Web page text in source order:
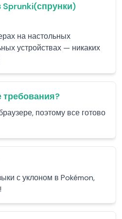
Sprunki(спрунки)
на настольных
устройствах — никаких
требования?
поэтому все готово
с уклоном в Pokémon,